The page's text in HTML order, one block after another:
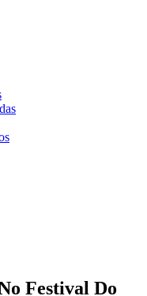
Festival Do